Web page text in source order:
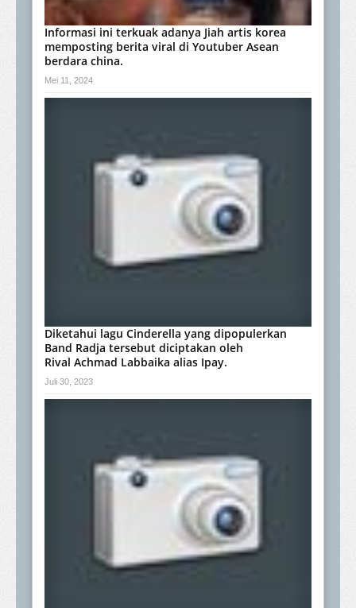
Informasi ini terkuak adanya Jiah artis korea
memposting berita viral di Youtuber Asean
berdara china.
Mei 11, 2024
Diketahui lagu Cinderella yang dipopulerkan
Band Radja tersebut diciptakan oleh
Rival Achmad Labbaika alias Ipay.
Juli 30, 2023